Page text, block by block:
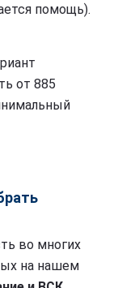
помощь).
от 885
во многих
на нашем